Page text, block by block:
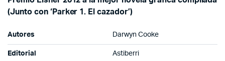
(Junto con ‘Parker 1. El cazador’)
Autores Darwyn Cooke
Editorial Astiberri